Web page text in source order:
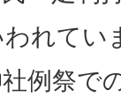
れてい
例祭で